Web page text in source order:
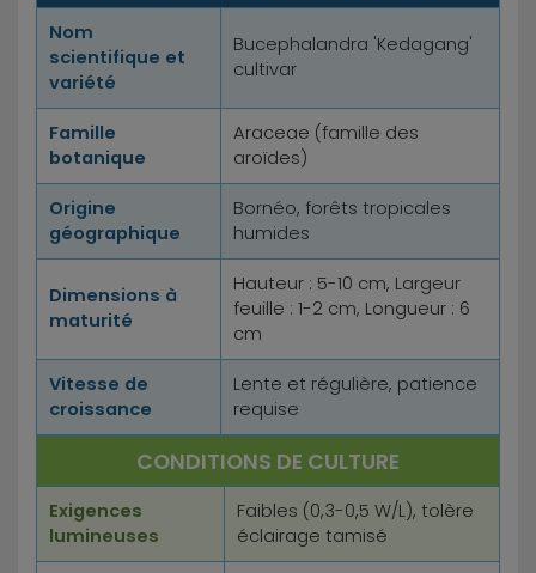
Nom
scientifique et
variété
Bucephalandra 'Kedagang'
cultivar
Famille
botanique
Araceae (famille des
aroïdes)
Origine
géographique
Bornéo, forêts tropicales
humides
Dimensions à
maturité
Hauteur : 5-10 cm, Largeur
feuille : 1-2 cm, Longueur : 6
cm
Vitesse de
croissance
Lente et régulière, patience
requise
CONDITIONS DE CULTURE
Exigences
lumineuses
Faibles (0,3-0,5 W/L), tolère
éclairage tamisé